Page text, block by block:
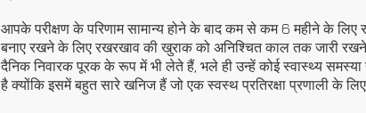
आपके परीक्षण के परिणाम सामान्य होने के बाद कम से कम 6 महीने के
बनाए रखने के लिए रखरखाव की खुराक को अनिश्चित काल तक जारी
दैनिक निवारक पूरक के रूप में भी लेते हैं, भले ही उन्हें कोई स्वास्थ्य समस्या
है क्योंकि इसमें बहुत सारे खनिज हैं जो एक स्वस्थ प्रतिरक्षा प्रणाली के